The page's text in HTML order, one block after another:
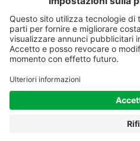
SPEDIZIONI
PAGAMENTI
COUPON E OFFERTE
PATOLOGIE: CAUSE E RIMEDI
DIVENTIAMO AMICI!
Parafarmacia Europea Srl - Via Petraro 380- 80050